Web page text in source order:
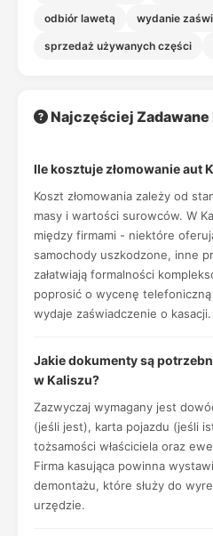
odbiór lawetą wydanie
sprzedaż używanych części
Najczęściej Zadawane
Ile kosztuje złomowanie aut
Koszt złomowania zależy od
masy i wartości surowców. W
między firmami - niektóre
samochody uszkodzone, inne
załatwiają formalności
poprosić o wycenę
wydaje zaświadczenie o kasacji.
Jakie dokumenty są
w Kaliszu?
Zazwyczaj wymagany jest
(jeśli jest), karta pojazdu (jeśli
tożsamości właściciela oraz
Firma kasująca powinna
demontażu, które służy do
urzędzie.